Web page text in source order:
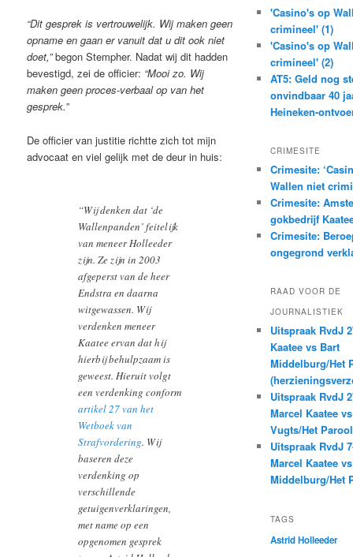
“Dit gesprek is vertrouwelijk. Wij maken geen
opname en gaan er vanuit dat u dit ook niet
doet,”begon Stempher. Nadat wij dit hadden
bevestigd, zei de officier: “Mooi zo. Wij
maken geen proces-verbaal op van het
gesprek.”
De officier van justitie richtte zich tot mijn
advocaat en viel gelijk met de deur in huis:
“Wij denken dat ‘de
Wallenpanden’ feitelijk
van meneer Holleeder
zijn. Ze zijn in 2003
afgeperst van de heer
Endstra en daarna
witgewassen. Wij
verdenken meneer
Kaatee ervan dat hij
hierbij behulpzaam is
geweest. Hieruit volgt
een verdenking conform
artikel 27 van het
Wetboek van
Strafvordering. Wij
baseren deze
verdenking op
verschillende
getuigenverklaringen,
met name op een
opgenomen gesprek
'Casino's op
crimineel' (1)
'Casino's op
crimineel' (2)
AT5: Geld nog
onvindbaar 40
Heineken-
CRIMESITE
Crimesite:
Wallen niet
Crimesite:
gokbedrijf
Crimesite:
ongegrond
RAAD VOOR DE
JOURNALISTIEK
Uitspraak RvdJ
Kaatee vs Bart
Middelburg/Het
Uitspraak RvdJ
Marcel Kaatee
Vugts/Het Parool
Uitspraak RvdJ
Marcel Kaatee
Middelburg/Het
TAGS
Astrid Holleeder